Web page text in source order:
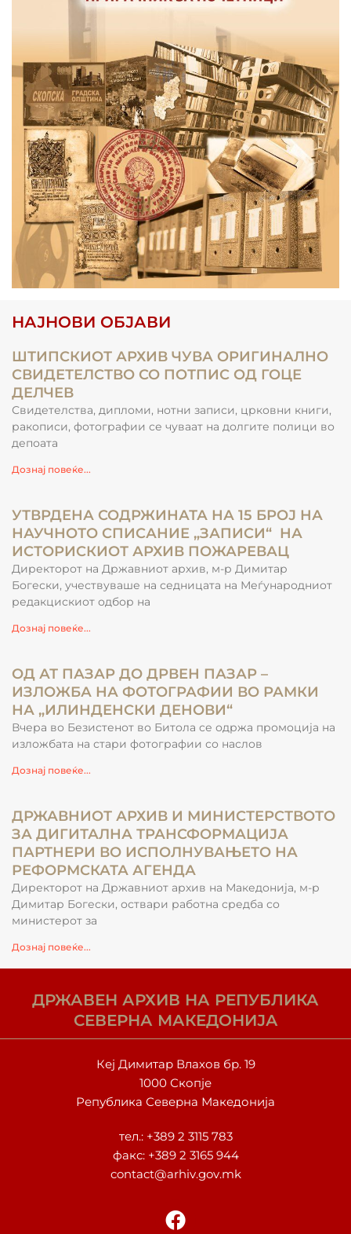
НАЈНОВИ ОБЈАВИ
ШТИПСКИОТ АРХИВ ЧУВА ОРИГИНАЛНО
СВИДЕТЕЛСТВО СО ПОТПИС ОД ГОЦЕ
ДЕЛЧЕВ
Свидетелства, дипломи, нотни записи, црковни книги,
ракописи, фотографии се чуваат на долгите полици во
депоата
Дознај повеќе...
УТВРДЕНА СОДРЖИНАТА НА 15 БРОЈ НА
НАУЧНОТО СПИСАНИЕ „ЗАПИСИ“ НА
ИСТОРИСКИОТ АРХИВ ПОЖАРЕВАЦ
Директорот на Државниот архив, м-р Димитар
Богески, учествуваше на седницата на Меѓународниот
редакцискиот одбор на
Дознај повеќе...
ОД АТ ПАЗАР ДО ДРВЕН ПАЗАР –
ИЗЛОЖБА НА ФОТОГРАФИИ ВО РАМКИ
НА „ИЛИНДЕНСКИ ДЕНОВИ“
Вчера во Безистенот во Битола се одржа промоција на
изложбата на стари фотографии со наслов
Дознај повеќе...
ДРЖАВНИОТ АРХИВ И МИНИСТЕРСТВОТО
ЗА ДИГИТАЛНА ТРАНСФОРМАЦИЈА
ПАРТНЕРИ ВО ИСПОЛНУВАЊЕТО НА
РЕФОРМСКАТА АГЕНДА
Директорот на Државниот архив на Македонија, м-р
Димитар Богески, оствари работна средба со
министерот за
Дознај повеќе...
ДРЖАВЕН АРХИВ НА РЕПУБЛИКА
СЕВЕРНА МАКЕДОНИЈА
Кеј Димитар Влахов бр. 19
1000 Скопје
Република Северна Македонија
тел.: +389 2 3115 783
факс: +389 2 3165 944
contact@arhiv.gov.mk
F